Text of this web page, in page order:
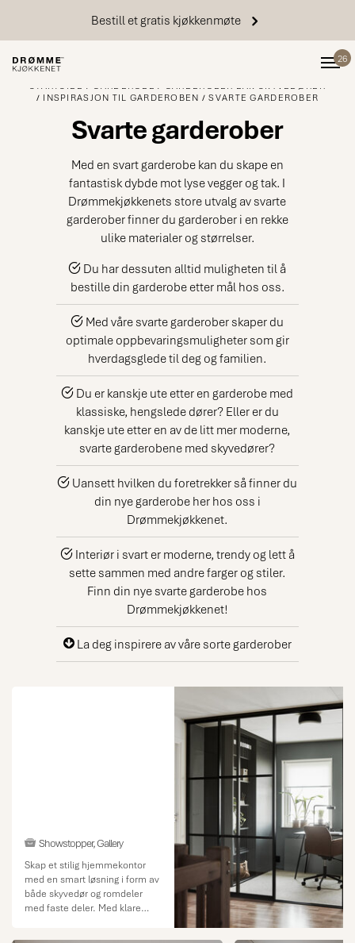
Bestill et gratis kjøkkenmøte
26
STARTSIDE GARDEROBE
GARDEROBER BAK SKYVEDØRER
INSPIRASJON TIL GARDEROBEN
SVARTE GARDEROBER
Svarte garderober
Med en svart garderobe kan du skape en
fantastisk dybde mot lyse vegger og tak. I
Drømmekjøkkenets store utvalg av svarte
garderober finner du garderober i en rekke
ulike materialer og størrelser.
Du har dessuten alltid muligheten til å
bestille din garderobe etter mål hos oss.
Med våre svarte garderober skaper du
optimale oppbevaringsmuligheter som gir
hverdagsglede til deg og familien.
Du er kanskje ute etter en garderobe med
klassiske, hengslede dører? Eller er du
kanskje ute etter en av de litt mer moderne,
svarte garderobene med skyvedører?
Uansett hvilken du foretrekker så finner du
din nye garderobe her hos oss i
Drømmekjøkkenet.
Interiør i svart er moderne, trendy og lett å
sette sammen med andre farger og stiler.
Finn din nye svarte garderobe hos
Drømmekjøkkenet!
La deg inspirere av våre sorte garderober
Showstopper, Gallery
Skap et stilig hjemmekontor
med en smart løsning i form av
både skyvedør og romdeler
med faste deler. Med klare